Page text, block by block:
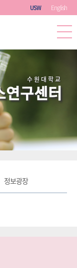
USW English
수원대학교
연구센터
정보광장